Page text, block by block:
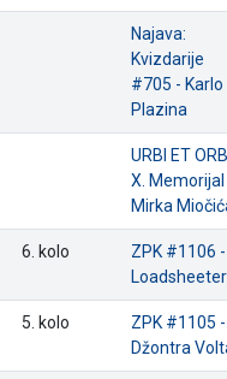
Najava:
Kvizdarije
#705 - Karlo
Plazina
URBI ET
X. Memorijal
Mirka
6. kolo
ZPK #1106 -
5. kolo
ZPK #1105 -
Džontra